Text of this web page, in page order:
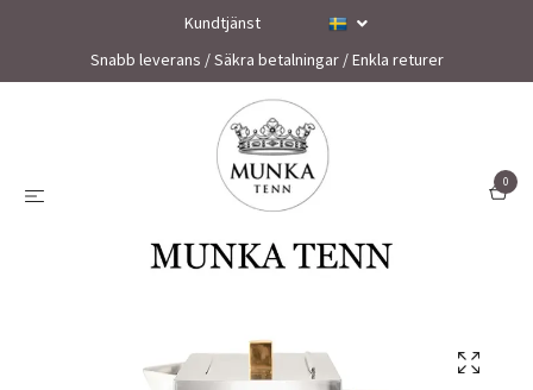
Kundtjänst
Snabb leverans / Säkra betalningar / Enkla returer
0